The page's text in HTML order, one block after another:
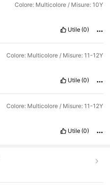
Colore: Multicolore / Misure: 10Y
Utile (0)
Colore: Multicolore / Misure: 11-12Y
Utile (0)
Colore: Multicolore / Misure: 11-12Y
Utile (0)